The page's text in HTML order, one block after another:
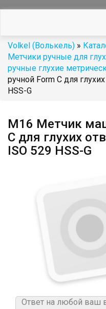
Volkel (Волькель) »
Метчики ручные для
ручные глухие
ручной Form C для
HSS-G
М16 Метчик
C для глухих
ISO 529 HSS-G
Ответ на любой ваш